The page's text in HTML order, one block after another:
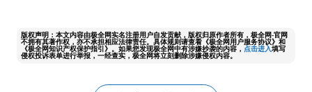
版权声明：本文内容由极全网实名注册用户自发贡献，版权归原作者所有，极全网-官网
不拥有其著作权，亦不承担相应法律责任。具体规则请查看《极全网用户服务协议》和
《极全网知识产权保护指引》。如果您发现极全网中有涉嫌抄袭的内容， 点击进入填写
侵权投诉表单进行举报，一经查实，极全网将立刻删除涉嫌侵权内容。